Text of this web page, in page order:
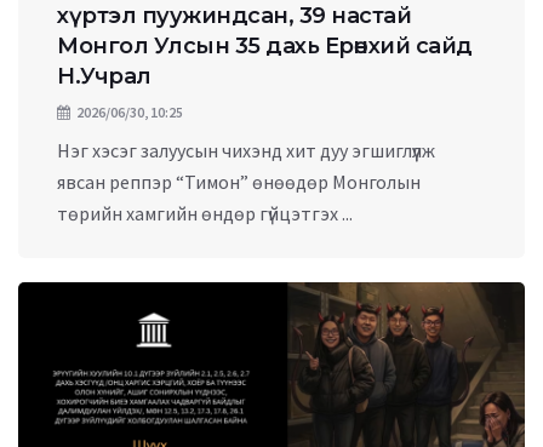
хүртэл пуужиндсан, 39 настай
Монгол Улсын 35 дахь Ерөнхий сайд
Н.Учрал
2026/06/30, 10:25
Нэг хэсэг залуусын чихэнд хит дуу эгшиглүүлж
явсан реппэр “Тимон” өнөөдөр Монголын
төрийн хамгийн өндөр гүйцэтгэх ...